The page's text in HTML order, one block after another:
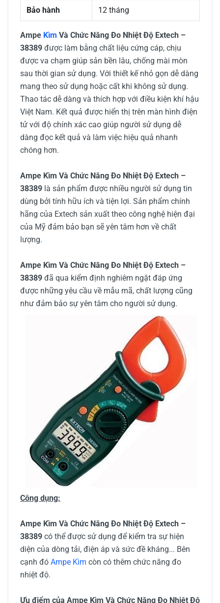
Bảo hành 12 tháng
Ampe Kìm Và Chức Năng Đo Nhiệt Độ Extech –
38389 được làm bằng chất liệu cứng cáp, chịu
được va chạm giúp sản bền lâu, chống mài mòn
sau thời gian sử dụng. Với thiết kế nhỏ gọn dễ dàng
mang theo sử dụng hoặc cất khi không sử dụng.
Thao tác dễ dàng và thích hợp với điều kiện khí hậu
Việt Nam. Kết quả được hiển thị trên màn hình điện
tử với độ chính xác cao giúp người sử dụng dễ
dàng đọc kết quả và làm việc hiệu quả nhanh
chóng hơn.
Ampe Kìm Và Chức Năng Đo Nhiệt Độ Extech –
38389 là sản phẩm được nhiều người sử dụng tin
dùng bởi tính hữu ích và tiện lợi. Sản phẩm chính
hãng của Extech sản xuất theo công nghệ hiện đại
của Mỹ đảm bảo bạn sẽ yên tâm hơn về chất
lượng.
Ampe Kìm Và Chức Năng Đo Nhiệt Độ Extech –
38389 đã qua kiểm định nghiêm ngặt đáp ứng
được những yêu cầu về mẫu mã, chất lượng cũng
như đảm bảo sự yên tâm cho người sử dụng.
Công dụng:
Ampe Kìm Và Chức Năng Đo Nhiệt Độ Extech –
38389 có thể được sử dụng để kiểm tra sự hiện
diện của dòng tải, điện áp và sức đề kháng... Bên
cạnh đó Ampe Kìm còn có thêm chức năng đo
nhiệt độ.
Ưu điểm của Ampe Kìm Và Chức Năng Đo Nhiệt Độ